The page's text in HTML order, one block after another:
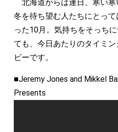
北海道からは連日、寒い寒
冬を待ち望む人たちにとっ
った10月。気持ちをそっち
ても、今日あたりのタイミ
ビーです。
■Jeremy Jones and Mikkel
Presents